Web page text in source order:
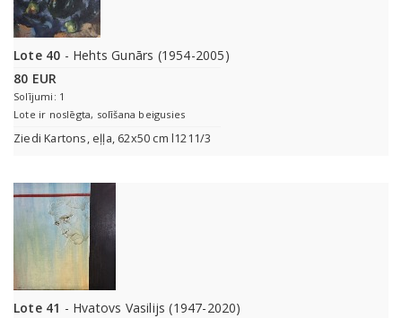
Lote 40 - Hehts Gunārs (1954-2005)
80 EUR
Solījumi: 1
Lote ir noslēgta, solīšana beigusies
Ziedi Kartons, eļļa, 62x50 cm l1211/3
Lote 41 - Hvatovs Vasilijs (1947-2020)